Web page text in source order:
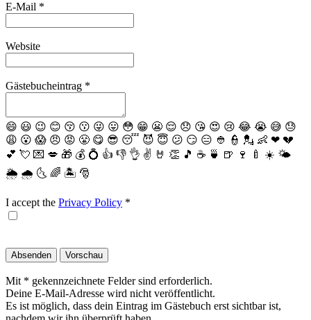
E-Mail *
Website
Gästebucheintrag *
😄 😃 😉 😊 😚 😗 😜 😛 😳 😁 😬 😌 😞 😘 😍 😢 😂 😭 😅 😓
😩 😮 😱 😠 😡 😤 😋 😎 😴 😈 😇 😕 😏 😑 👲 👮 💂 👶 ❤ 💔
💕 💘 💌 💋 🎁 💰 💍 👍 👎 👌 ✌️ 🤘 👏 🎵 ☕️ 🍵 🍺 🍷 🍼 ☀️ 🌤
🌦 🌧 🌜 🌈 🏝 🎅
I accept the Privacy Policy *
Mit * gekennzeichnete Felder sind erforderlich.
Deine E-Mail-Adresse wird nicht veröffentlicht.
Es ist möglich, dass dein Eintrag im Gästebuch erst sichtbar ist,